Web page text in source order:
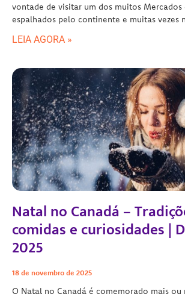
vontade de visitar um dos muitos Mercados
espalhados pelo continente e muitas vezes
LEIA AGORA »
Natal no Canadá –
comidas e curiosidades |
2025
18 de novembro de 2025
O Natal no Canadá é comemorado mais ou